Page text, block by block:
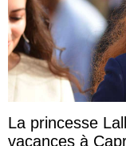
La princesse
vacances à